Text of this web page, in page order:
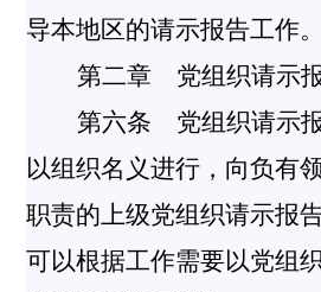
导本地区的请示报告工作。
第二章 党组织请示
第六条 党组织请示
以组织名义进行，向负有
职责的上级党组织请示报
可以根据工作需要以党组